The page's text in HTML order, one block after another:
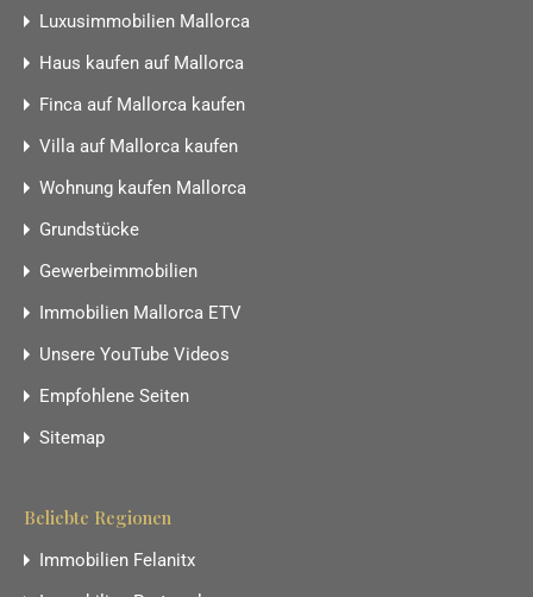
Luxusimmobilien Mallorca
Haus kaufen auf Mallorca
Finca auf Mallorca kaufen
Villa auf Mallorca kaufen
Wohnung kaufen Mallorca
Grundstücke
Gewerbeimmobilien
Immobilien Mallorca ETV
Unsere YouTube Videos
Empfohlene Seiten
Sitemap
Beliebte Regionen
Immobilien Felanitx